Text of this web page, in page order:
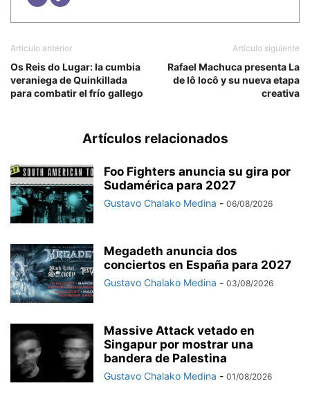
Artículo anterior
Os Reis do Lugar: la cumbia
veraniega de Quinkillada
para combatir el frío gallego
Artículo siguiente
Rafael Machuca presenta La
de lô locô y su nueva etapa
creativa
Artículos relacionados
Foo Fighters anuncia su gira por
Sudamérica para 2027
Gustavo Chalako Medina - 06/08/2026
Megadeth anuncia dos
conciertos en España para 2027
Gustavo Chalako Medina - 03/08/2026
Massive Attack vetado en
Singapur por mostrar una
bandera de Palestina
Gustavo Chalako Medina - 01/08/2026